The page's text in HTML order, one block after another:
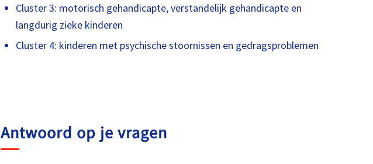
Cluster 3: motorisch gehandicapte, verstandelijk gehandicapte en
langdurig zieke kinderen
Cluster 4: kinderen met psychische stoornissen en gedragsproblemen
Antwoord op je vragen